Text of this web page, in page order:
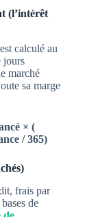
(l’intérêt
calculé au
jours
marché
sa marge
× (
/ 365)
frais par
de